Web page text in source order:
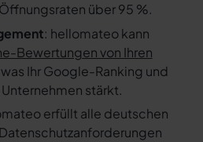
über 95 %.
: hellomateo kann
Bewertungen von Ihren
was Ihr Google-Ranking und
Unternehmen stärkt.
erfüllt alle deutschen